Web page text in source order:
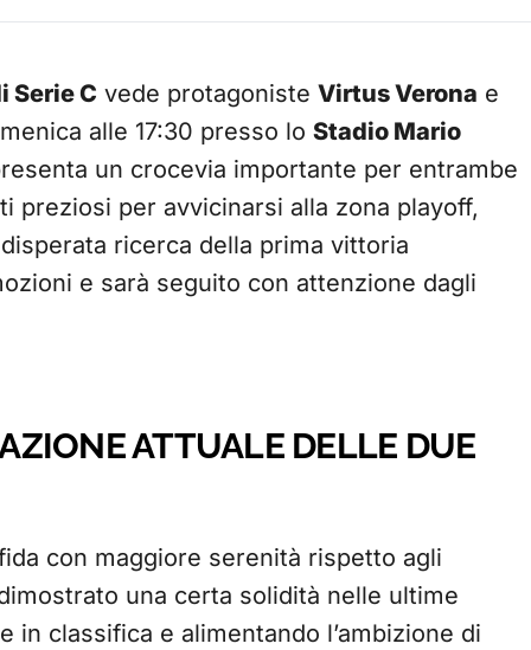
Serie C vede protagoniste Virtus Verona e
alle 17:30 presso lo Stadio Mario
un crocevia importante per entrambe
preziosi per avvicinarsi alla zona playoff,
ricerca della prima vittoria
e sarà seguito con attenzione dagli
ATTUALE DELLE DUE
con maggiore serenità rispetto agli
una certa solidità nelle ultime
in classifica e alimentando l’ambizione di